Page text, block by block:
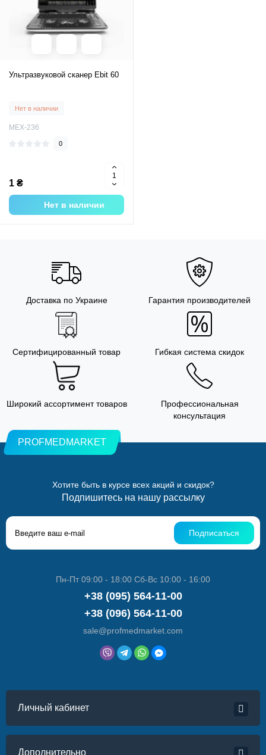
Ультразвуковой сканер Ebit 60
Нет в наличии
MEX-236
0
1 ₴
Нет в наличии
Доставка по Украине Гарантия производителей
Сертифицированный товар Гибкая система скидок
Широкий ассортимент товаров
Профессиональная
консультация
PROFMEDMARKET
Хотите быть в курсе всех акций и скидок?
Подпишитесь на нашу рассылку
Подписаться
Пн-Пт 09:00 - 18:00 Сб-Вс 10:00 - 16:00
+38 (095) 564-11-00
+38 (096) 564-11-00
sale@profmedmarket.com
Личный кабинет
Дополнительно